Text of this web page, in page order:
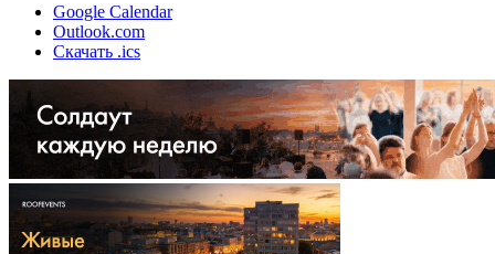
Google Calendar
Outlook.com
Скачать .ics